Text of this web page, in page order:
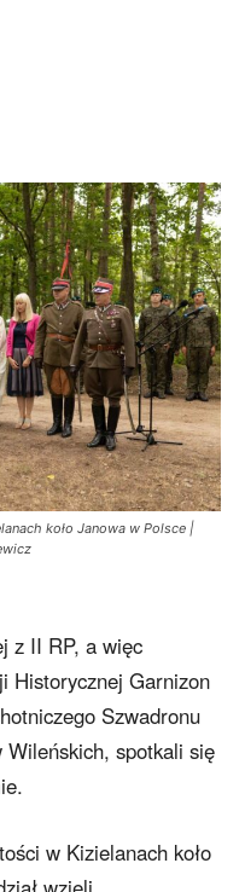
koło Janowa w Polsce |
z II RP, a więc
Historycznej Garnizon
Szwadronu
Wileńskich, spotkali się
w Kizielanach koło